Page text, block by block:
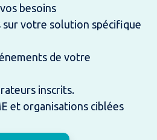
besoins
sur votre solution spécifique
de votre
inscrits.
et organisations ciblées